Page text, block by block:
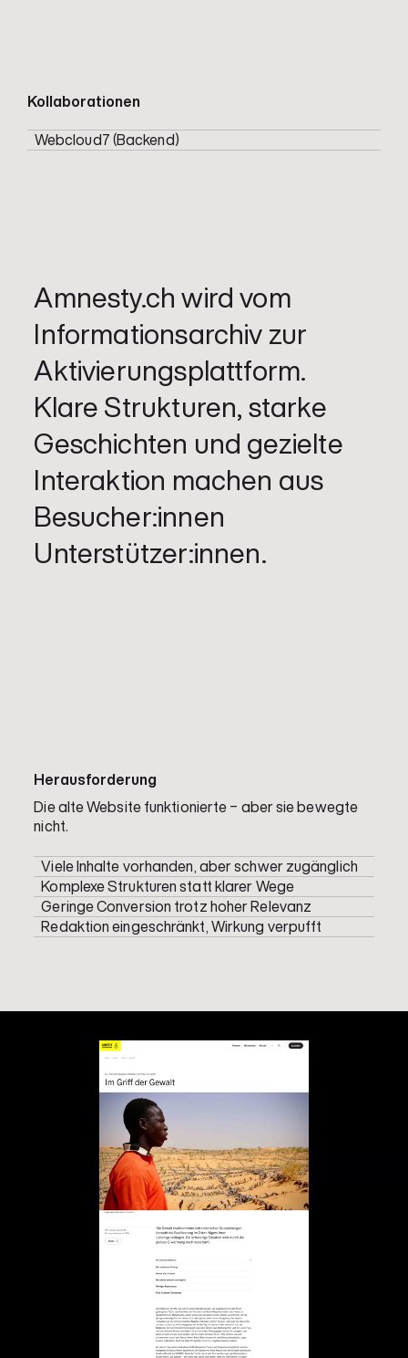
Kollaborationen
Webcloud7 (Backend)
Amnesty.ch wird vom
Informationsarchiv zur
Aktivierungsplattform.
Klare Strukturen, starke
Geschichten und gezielte
Interaktion machen aus
Besucher:innen
Unterstützer:innen.
Herausforderung
Die alte Website funktionierte – aber sie bewegte
nicht.
Viele Inhalte vorhanden, aber schwer zugänglich
Komplexe Strukturen statt klarer Wege
Geringe Conversion trotz hoher Relevanz
Redaktion eingeschränkt, Wirkung verpufft